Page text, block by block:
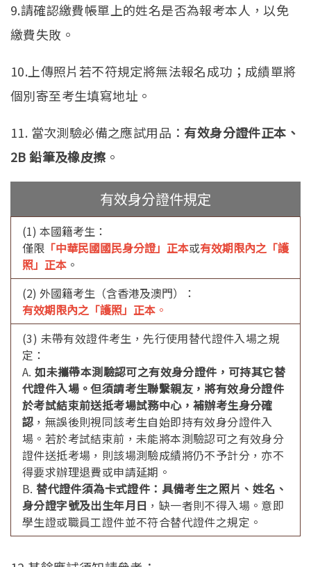
9.請確認繳費帳單上的姓名是否為報考本人，以免
繳費失敗。
10.上傳照片若不符規定將無法報名成功；成績單將
個別寄至考生填寫地址。
11. 當次測驗必備之應試用品： 有效身分證件正本、
2B 鉛筆及橡皮擦。
有效身分證件規定
(1) 本國籍考生：
僅限 「中華民國國民身分證」正本或有效期限內之「護
照」正本 。
(2) 外國籍考生（含香港及澳門）：
有效期限內之「護照」正本 。
(3) 未帶有效證件考生，先行使用替代證件入場之規
定：
A.如未攜帶本測驗認可之有效身分證件，可持其它替
代證件入場。但須請考生聯繫親友，將有效身分證件
於考試結束前送抵考場試務中心，補辦考生身分確
認 ，無誤後則視同該考生自始即持有效身分證件入
場。若於考試結束前，未能將本測驗認可之有效身分
證件送抵考場，則該場測驗成績將仍不予計分，亦不
得要求辦理退費或申請延期。
B.替代證件須為卡式證件：具備考生之照片、姓名、
身分證字號及出生年月日 ，缺一者則不得入場。意即
學生證或職員工證件並不符合替代證件之規定。